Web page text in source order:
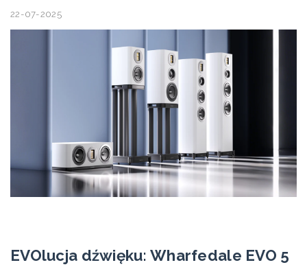
22-07-2025
EVOlucja dźwięku: Wharfedale EVO 5